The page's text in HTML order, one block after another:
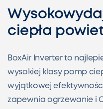
ciepła
BoxAir Inverter to
wysokiej klasy pomp
wyjątkowej
zapewnia ogrzewanie i